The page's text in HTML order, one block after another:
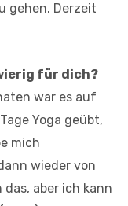
gehen. Derzeit
für dich?
war es auf
Yoga geübt,
mich
wieder von
aber ich kann